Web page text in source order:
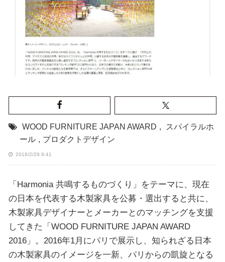
WOOD FURNITURE JAPAN AWARD ,
スパイラルホ
ール , プロダクトデザイン
2016/2/29 9:41
「Harmonia 共鳴するものづくり」をテーマに、現在
の日本を代表する木製家具を公募・選出すると共に、
木製家具デザイナーとメーカーとのマッチングを支援
してきた「WOOD FURNITURE JAPAN AWARD
2016」。2016年1月にパリで展示し、知られざる日本
の木製家具のイメージを一新、パリからの凱旋となる